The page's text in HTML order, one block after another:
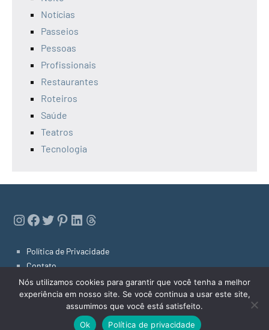
Notícias
Passeios
Pessoas
Profissionais
Restaurantes
Roteiros
Saúde
Teatros
Tecnologia
Instagram
Facebook
Twitter
Pinterest
LinkedIn
Threads
Política de Privacidade
Contato
Links Úteis
Dicas de Niterói 2022
Tema do WordPress: Occasio by ThemeZee.
Nós utilizamos cookies para garantir que você tenha a melhor
experiência em nosso site. Se você continua a usar este site,
assumimos que você está satisfeito.
Ok
Política de privacidade